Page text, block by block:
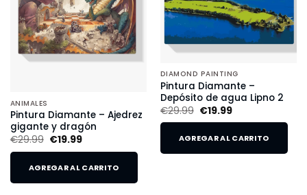
ANIMALES
Pintura Diamante – Ajedrez
gigante y dragón
€29.99 €19.99
AGREGAR AL CARRITO
DIAMOND PAINTING
Pintura Diamante –
Depósito de agua Lipno 2
€29.99 €19.99
AGREGAR AL CARRITO